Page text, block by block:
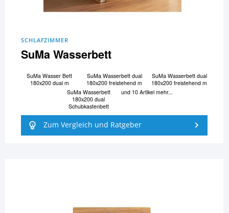
SCHLAFZIMMER
SuMa Wasserbett
SuMa Wasser Bett
180x200 dual m
SuMa Wasserbett dual
180x200 freistehend m
SuMa Wasserbett dual
180x200 freistehend m
SuMa Wasserbett
180x200 dual
Schubkastenbett
und 10 Artikel mehr...
Zum Vergleich und Ratgeber